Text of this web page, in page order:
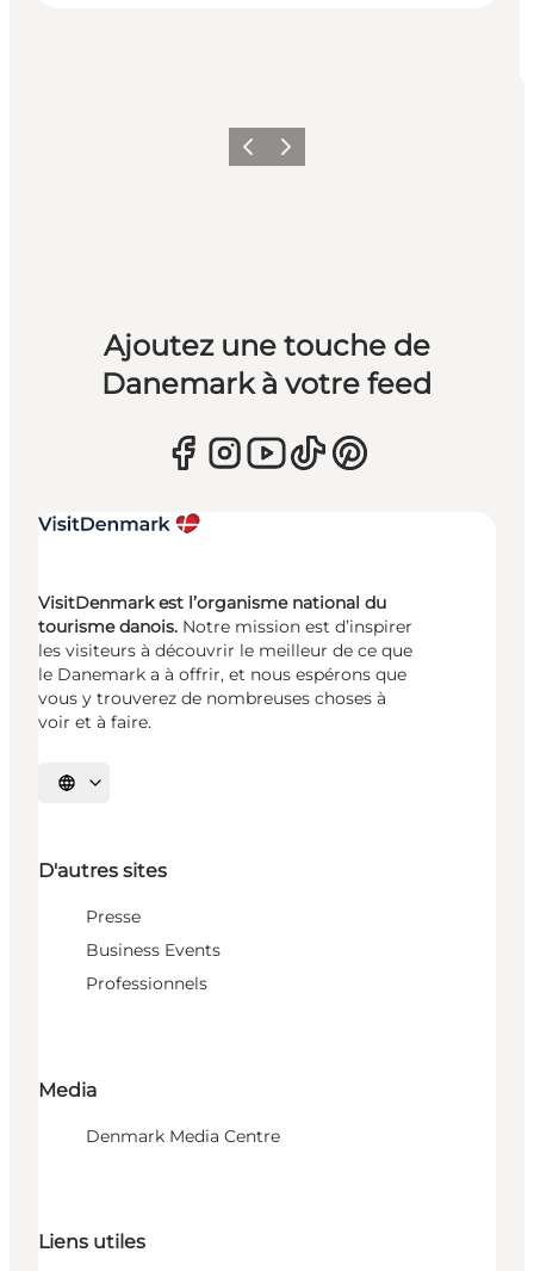
PrécédentSuivant
Ajoutez une touche de
Danemark à votre feed
VisitDenmark est l’organisme national du
tourisme danois. Notre mission est d’inspirer
les visiteurs à découvrir le meilleur de ce que
le Danemark a à offrir, et nous espérons que
vous y trouverez de nombreuses choses à
voir et à faire.
Choisissez la langue
D'autres sites
Presse
Business Events
Professionnels
Media
Denmark Media Centre
Liens utiles